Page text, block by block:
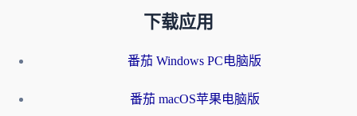
下载应用
番茄 Windows PC电脑版
番茄 macOS苹果电脑版